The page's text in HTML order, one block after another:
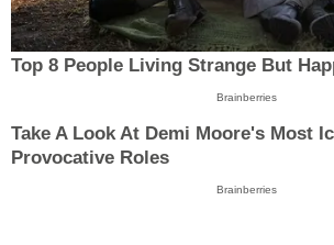
Top 8 People Living Strange But
Brainberries
Take A Look At Demi Moore's Most
Provocative Roles
Brainberries